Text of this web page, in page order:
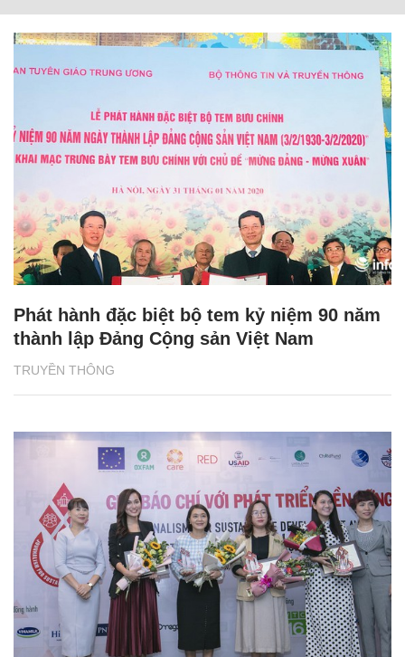
TRUYỀN THÔNG
Phát hành đặc biệt bộ tem kỷ niệm 90 năm
thành lập Đảng Cộng sản Việt Nam